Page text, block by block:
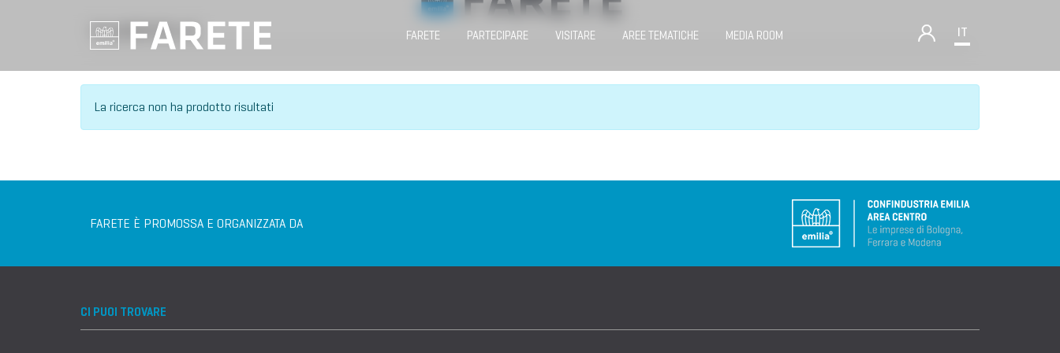
FARETE PARTECIPARE VISITARE AREE TEMATICHE MEDIA ROOM IT
VILLAGGIO DELL'IA
La ricerca non ha prodotto risultati
FARETE È PROMOSSA E ORGANIZZATA DA
CI PUOI TROVARE